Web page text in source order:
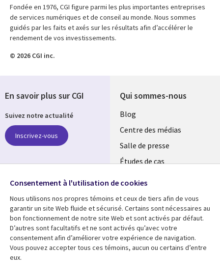
Fondée en 1976, CGI figure parmi les plus importantes entreprises
de services numériques et de conseil au monde. Nous sommes
guidés par les faits et axés sur les résultats afin d’accélérer le
rendement de vos investissements.
© 2026 CGI inc.
Qui sommes-nous
Useful
links
LUXEMBOURG
Blog
Centre des médias
Salle de presse
Études de cas
Ressources
Library
Articles
Support
En savoir plus sur CGI
Suivez notre actualité
Inscrivez-vous
réseaux
Social
Media
LUXEMBOURG
Consentement à l'utilisation de cookies
Nous utilisons nos propres témoins et ceux de tiers afin de vous
garantir un site Web fluide et sécurisé. Certains sont nécessaires au
bon fonctionnement de notre site Web et sont activés par défaut.
D’autres sont facultatifs et ne sont activés qu’avec votre
consentement afin d’améliorer votre expérience de navigation.
Vous pouvez accepter tous ces témoins, aucun ou certains d’entre
eux.